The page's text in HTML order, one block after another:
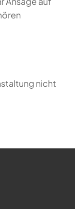
nicht